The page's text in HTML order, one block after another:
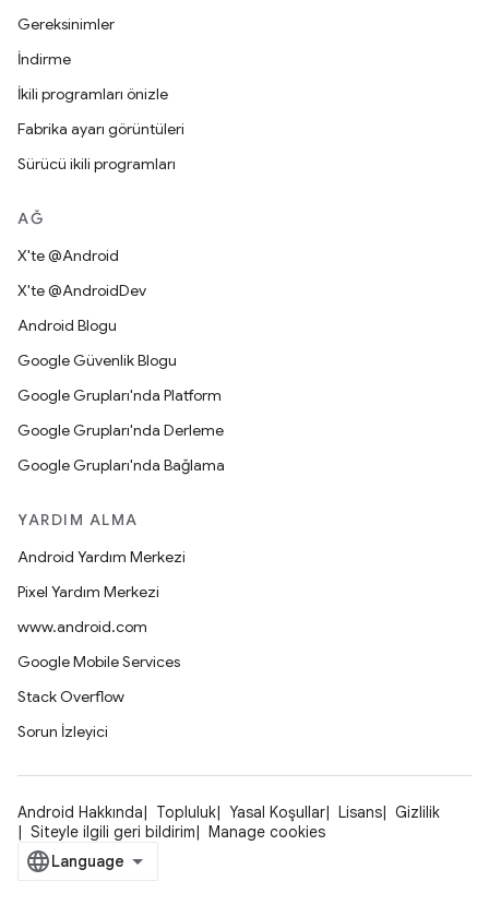
Gereksinimler
İndirme
İkili programları önizle
Fabrika ayarı görüntüleri
Sürücü ikili programları
AĞ
X'te @Android
X'te @AndroidDev
Android Blogu
Google Güvenlik Blogu
Google Grupları'nda Platform
Google Grupları'nda Derleme
Google Grupları'nda Bağlama
YARDIM ALMA
Android Yardım Merkezi
Pixel Yardım Merkezi
www.android.com
Google Mobile Services
Stack Overflow
Sorun İzleyici
Android Hakkında Topluluk Yasal Koşullar Lisans
Gizlilik
Siteyle ilgili geri bildirim
Manage cookies